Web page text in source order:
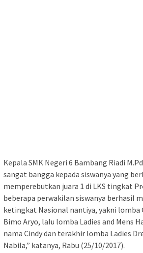
Kepala SMK Negeri 6 Bambang Riadi
sangat bangga kepada siswanya yang
memperebutkan juara 1 di LKS tingkat
beberapa perwakilan siswanya berhasil
ketingkat Nasional nantiya, yakni lomba
Bimo Aryo, lalu lomba Ladies and Mens
nama Cindy dan terakhir lomba Ladies
Nabila,” katanya, Rabu (25/10/2017).